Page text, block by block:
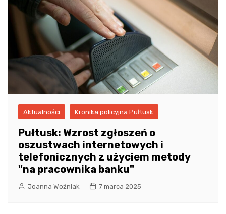
Aktualności Kronika policyjna Pułtusk
Pułtusk: Wzrost zgłoszeń o
oszustwach internetowych i
telefonicznych z użyciem metody
"na pracownika banku"
Joanna Woźniak 7 marca 2025